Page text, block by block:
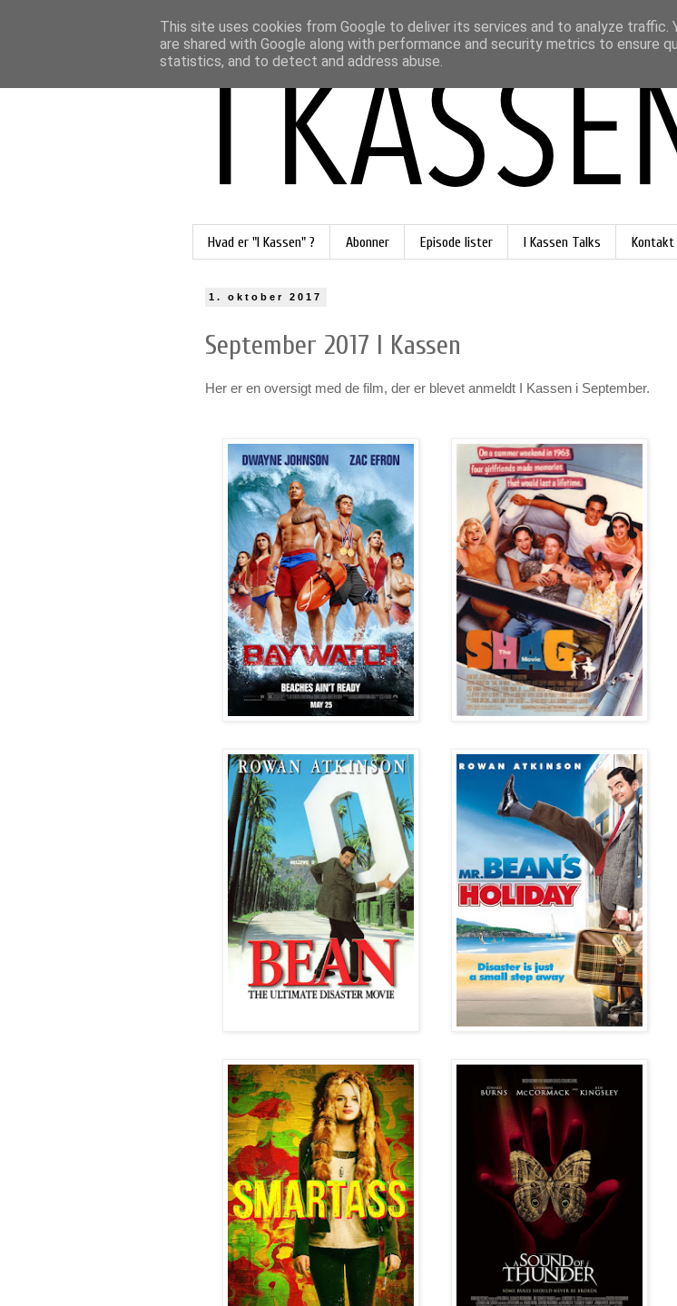
Hvad er "I Kassen" ? Abonner Episode lister I Kassen Talks Kontakt
1. oktober 2017
September 2017 I Kassen
Her er en oversigt med de film, der er blevet anmeldt I Kassen i September.
This site uses cookies from Google to deliver its services and to analyze traffic.
are shared with Google along with performance and security metrics to ensure
statistics, and to detect and address abuse.